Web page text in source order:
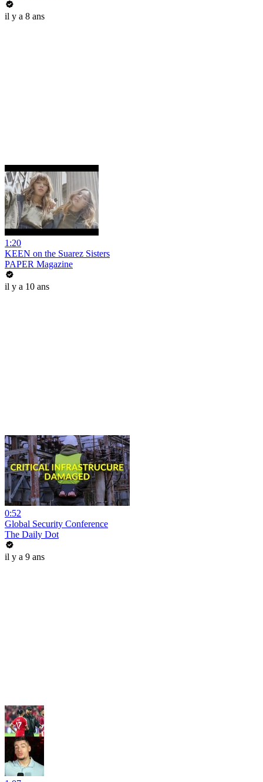
il y a 8 ans
1:20
KEEN on the Suarez Sisters
PAPER Magazine
il y a 10 ans
0:52
Global Security Conference
The Daily Dot
il y a 9 ans